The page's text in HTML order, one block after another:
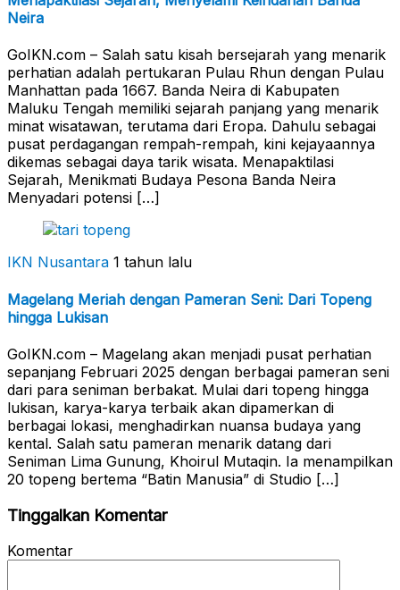
Neira
GoIKN.com – Salah satu kisah bersejarah yang menarik
perhatian adalah pertukaran Pulau Rhun dengan Pulau
Manhattan pada 1667. Banda Neira di Kabupaten
Maluku Tengah memiliki sejarah panjang yang menarik
minat wisatawan, terutama dari Eropa. Dahulu sebagai
pusat perdagangan rempah-rempah, kini kejayaannya
dikemas sebagai daya tarik wisata. Menapaktilasi
Sejarah, Menikmati Budaya Pesona Banda Neira
Menyadari potensi […]
IKN Nusantara 1 tahun lalu
Magelang Meriah dengan Pameran Seni: Dari Topeng
hingga Lukisan
GoIKN.com – Magelang akan menjadi pusat perhatian
sepanjang Februari 2025 dengan berbagai pameran seni
dari para seniman berbakat. Mulai dari topeng hingga
lukisan, karya-karya terbaik akan dipamerkan di
berbagai lokasi, menghadirkan nuansa budaya yang
kental. Salah satu pameran menarik datang dari
Seniman Lima Gunung, Khoirul Mutaqin. Ia menampilkan
20 topeng bertema “Batin Manusia” di Studio […]
Tinggalkan Komentar
Komentar